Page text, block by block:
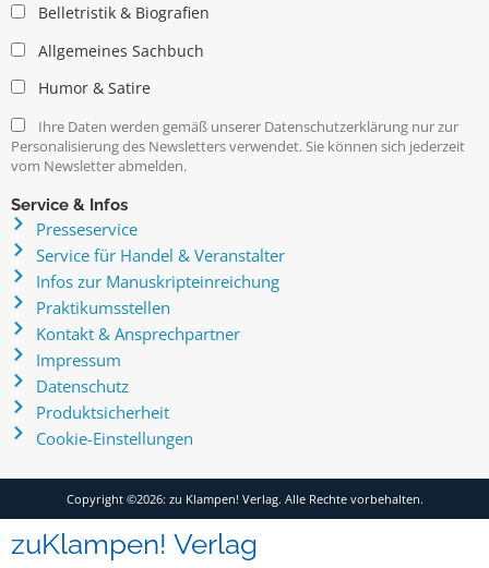
Belletristik & Biografien
Allgemeines Sachbuch
Humor & Satire
Ihre Daten werden gemäß unserer Datenschutzerklärung nur zur
Personalisierung des Newsletters verwendet. Sie können sich jederzeit
vom Newsletter abmelden.
Service & Infos
Presseservice
Service für Handel & Veranstalter
Infos zur Manuskripteinreichung
Praktikumsstellen
Kontakt & Ansprechpartner
Impressum
Datenschutz
Produktsicherheit
Cookie-Einstellungen
Copyright ©2026: zu Klampen! Verlag. Alle Rechte vorbehalten.
zuKlampen! Verlag